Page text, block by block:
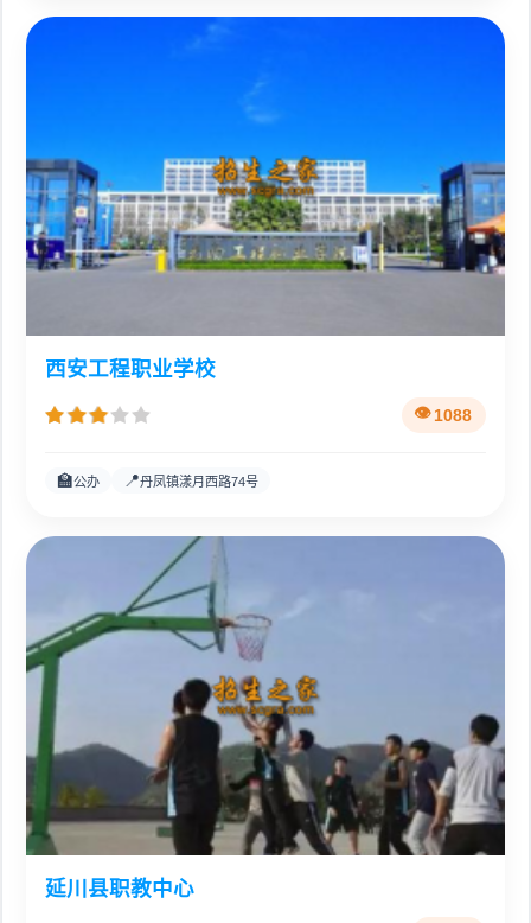
西安工程职业学校
1088
🏫公办 📍丹凤镇漾月西路74号
延川县职教中心